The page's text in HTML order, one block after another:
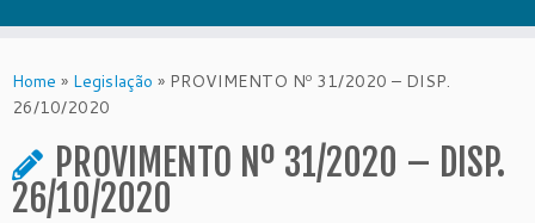
to
content
Home » Legislação » PROVIMENTO Nº 31/2020 – DISP.
26/10/2020
PROVIMENTO Nº 31/2020 – DISP.
26/10/2020